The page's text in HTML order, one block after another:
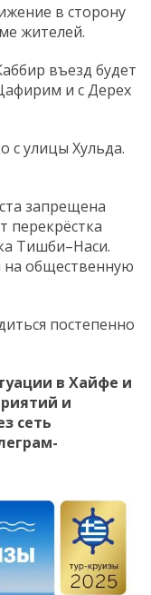
в сторону
жителей.
въезд будет
и с Дерех
с улицы Хульда.
запрещена
перекрёстка
Тишби–Наси.
на общественную
постепенно
в Хайфе и
и
сеть